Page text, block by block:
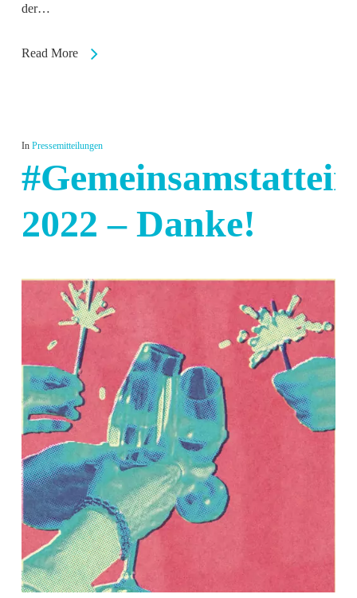
der…
Read More
In Pressemitteilungen
2022 – Danke!